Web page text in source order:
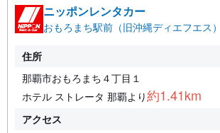
ニッポンレンタカー
おもろまち駅前（旧沖縄ディエフエス）
住所
那覇市おもろまち４丁目１
ホテル ストレータ 那覇より約1.41km
アクセス